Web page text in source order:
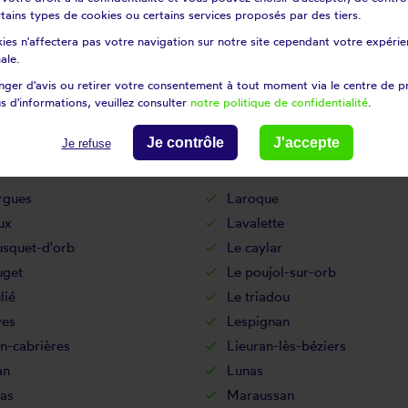
Fraisse-sur-agout
Hérépian
Juvignac
La livinière
et-saint-martin-de-
Lacoste
Laroque
Lavalette
d'orb Le caylar
Le poujol-sur-orb
Le triadou
Lespignan
cabrières Lieuran-lès-béziers
Lunas
Maraussan
types de cookies ou certains services proposés par des tiers.
n'affectera pas votre navigation sur notre site cependant votre
d'avis ou retirer votre consentement à tout moment via le centre de
d'informations, veuillez consulter notre politique de confidentialité
Je refuse Je contrôle J'accepte